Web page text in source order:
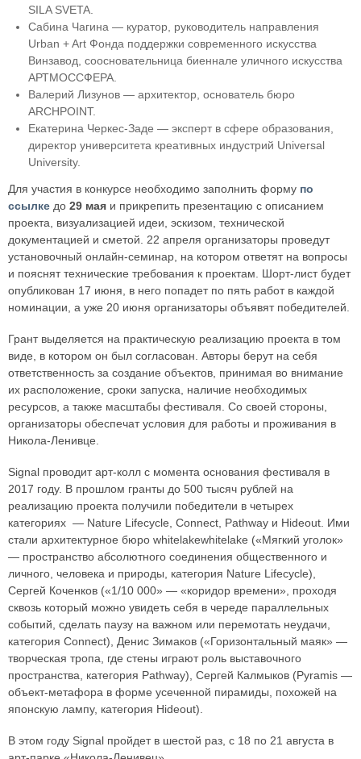
SILA SVETA.
Сабина Чагина — куратор, руководитель направления
Urban + Art Фонда поддержки современного искусства
Винзавод, соосновательница биеннале уличного искусства
АРТМОССФЕРА.
Валерий Лизунов — архитектор, основатель бюро
ARCHPOINT.
Екатерина Черкес-Заде — эксперт в сфере образования,
директор университета креативных индустрий Universal
University.
Для участия в конкурсе необходимо заполнить форму по
ссылке до 29 мая и прикрепить презентацию с описанием
проекта, визуализацией идеи, эскизом, технической
документацией и сметой. 22 апреля организаторы проведут
установочный онлайн-семинар, на котором ответят на вопросы
и пояснят технические требования к проектам. Шорт-лист будет
опубликован 17 июня, в него попадет по пять работ в каждой
номинации, а уже 20 июня организаторы объявят победителей.
Грант выделяется на практическую реализацию проекта в том
виде, в котором он был согласован. Авторы берут на себя
ответственность за создание объектов, принимая во внимание
их расположение, сроки запуска, наличие необходимых
ресурсов, а также масштабы фестиваля. Со своей стороны,
организаторы обеспечат условия для работы и проживания в
Никола-Ленивце.
Signal проводит арт-колл с момента основания фестиваля в
2017 году. В прошлом гранты до 500 тысяч рублей на
реализацию проекта получили победители в четырех
категориях — Nature Lifecycle, Connect, Pathway и Hideout. Ими
стали архитектурное бюро whitelakewhitelake («Мягкий уголок»
— пространство абсолютного соединения общественного и
личного, человека и природы, категория Nature Lifecycle),
Сергей Коченков («1/10 000» — «коридор времени», проходя
сквозь который можно увидеть себя в череде параллельных
событий, сделать паузу на важном или перемотать неудачи,
категория Connect), Денис Зимаков («Горизонтальный маяк» —
творческая тропа, где стены играют роль выставочного
пространства, категория Pathway), Сергей Калмыков (Pyramis —
объект-метафора в форме усеченной пирамиды, похожей на
японскую лампу, категория Hideout).
В этом году Signal пройдет в шестой раз, с 18 по 21 августа в